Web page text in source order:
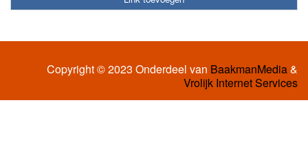
Copyright © 2023 Onderdeel van BaakmanMedia&
Vrolijk Internet Services